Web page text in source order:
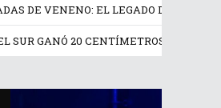
DE VENENO: EL LEGADO DE
SUR GANÓ 20 CENTÍMETROS EN UN